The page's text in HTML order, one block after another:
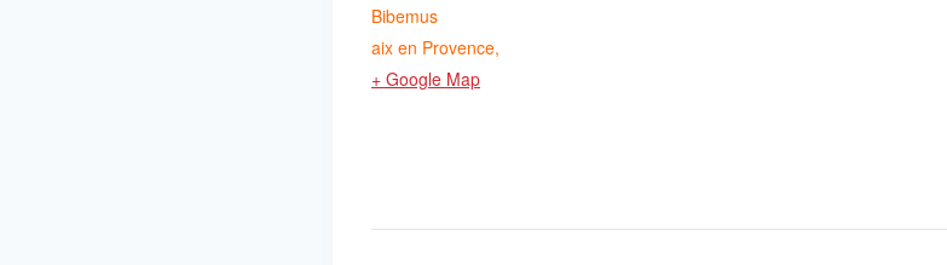
Bibemus
aix en Provence,
+ Google Map